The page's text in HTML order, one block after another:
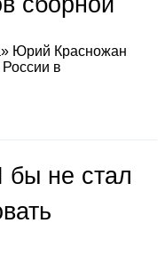
Юрий Красножан
в
не стал